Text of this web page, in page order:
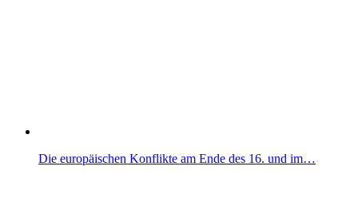
Die europäischen Konflikte am Ende des 16. und im…